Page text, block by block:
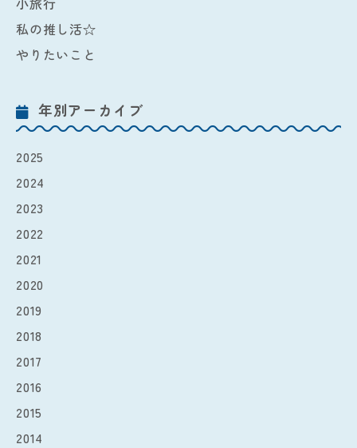
私の推し活☆
やりたいこと
年別アーカイブ
2025
2024
2023
2022
2021
2020
2019
2018
2017
2016
2015
2014